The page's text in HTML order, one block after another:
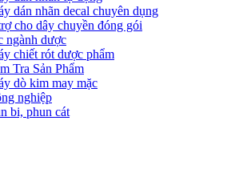
dán nhãn decal chuyên dụng
cho dây chuyền đóng gói
ngành dược
chiết rót dược phẩm
Tra Sản Phẩm
dò kim may mặc
nghiệp
bi, phun cát